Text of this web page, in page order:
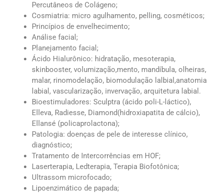
Percutâneos de Colágeno;
Cosmiatria: micro agulhamento, pelling, cosméticos;
Princípios de envelhecimento;
Análise facial;
Planejamento facial;
Ácido Hialurônico: hidratação, mesoterapia,
skinbooster, volumização,mento, mandíbula, olheiras,
malar, rinomodelação, biomodulação lalbial,anatomia
labial, vascularização, invervação, arquitetura labial.
Bioestimuladores: Sculptra (ácido poli-L-láctico),
Elleva, Radiesse, Diamond(hidroxiapatita de cálcio),
Ellansé (policaprolactona);
Patologia: doenças de pele de interesse clínico,
diagnóstico;
Tratamento de Intercorrências em HOF;
Laserterapia, Ledterapia, Terapia Biofotônica;
Ultrassom microfocado;
Lipoenzimático de papada;